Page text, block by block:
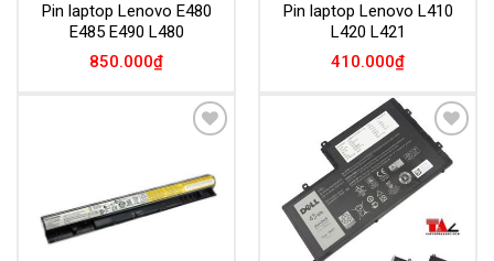
Pin laptop Lenovo E480
E485 E490 L480
850.000₫
Pin laptop Lenovo L410
L420 L421
410.000₫
Add to
Wishlist